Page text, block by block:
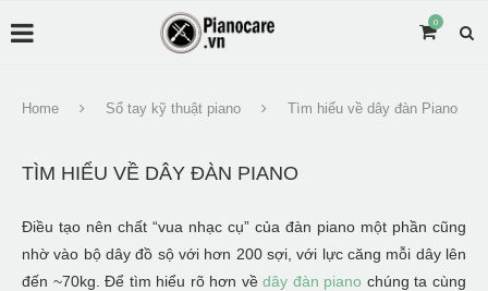
0
Home Sổ tay kỹ thuật piano Tìm hiểu về dây đàn Piano
TÌM HIỂU VỀ DÂY ĐÀN PIANO
Điều tạo nên chất “vua nhạc cụ” của đàn piano một phần cũng
nhờ vào bộ dây đồ sộ với hơn 200 sợi, với lực căng mỗi dây lên
đến ~70kg. Để tìm hiểu rõ hơn vềdây đàn piano chúng ta cùng